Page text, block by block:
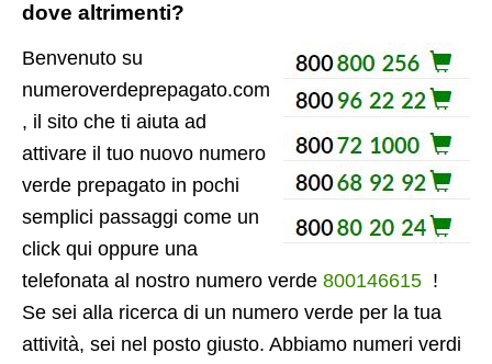
dove altrimenti?
Benvenuto su
numeroverdeprepagato.com
, il sito che ti aiuta ad
attivare il tuo nuovo numero
verde prepagato in pochi
semplici passaggi come un
click qui oppure una
telefonata al nostro numero verde 800146615 !
Se sei alla ricerca di un numero verde per la tua
attività, sei nel posto giusto. Abbiamo numeri verdi